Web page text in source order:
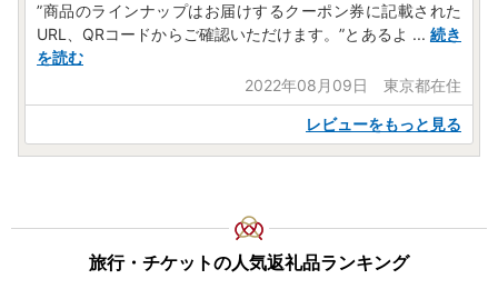
”商品のラインナップはお届けするクーポン券に記載された
URL、QRコードからご確認いただけます。”とあるよ ... 続き
を読む
2022年08月09日 東京都在住
レビューをもっと見る
旅行・チケットの人気返礼品ランキング